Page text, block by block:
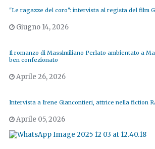
"Le ragazze del coro": intervista al regista del film
Giugno 14, 2026
Il romanzo di Massimiliano Perlato ambientato a
ben confezionato
Aprile 26, 2026
Intervista a Irene Giancontieri, attrice nella fiction
Aprile 05, 2026